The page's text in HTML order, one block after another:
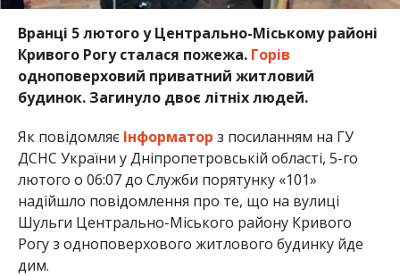
Вранці 5 лютого у Центрально-Міському районі
Кривого Рогу сталася пожежа. Горів
одноповерховий приватний житловий
будинок. Загинуло двоє літніх людей.
Як повідомляє Інформатор з посиланням на ГУ
ДСНС України у Дніпропетровській області, 5-го
лютого о 06:07 до Служби порятунку «101»
надійшло повідомлення про те, що на вулиці
Шульги Центрально-Міського району Кривого
Рогу з одноповерхового житлового будинку йде
дим.